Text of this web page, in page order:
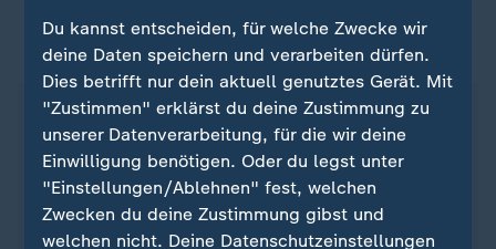
ZDFheute auf WhatsApp
Du kannst entscheiden, für welche Zwecke wir
deine Daten speichern und verarbeiten dürfen.
Dies betrifft nur dein aktuell genutztes Gerät. Mit
"Zustimmen" erklärst du deine Zustimmung zu
unserer Datenverarbeitung, für die wir deine
Einwilligung benötigen. Oder du legst unter
"Einstellungen/Ablehnen" fest, welchen
Zwecken du deine Zustimmung gibst und
welchen nicht. Deine Datenschutzeinstellungen